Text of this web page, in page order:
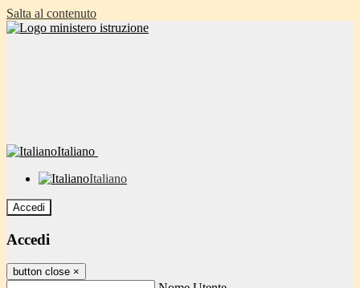
Salta al contenuto
Italiano
Italiano
Accedi
Accedi
button close ×